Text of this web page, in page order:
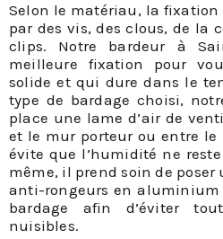
Selon le matériau, la fixation
par des vis, des clous, de la
clips. Notre bardeur à
meilleure fixation pour
solide et qui dure dans le
type de bardage choisi,
place une lame d’air de
et le mur porteur ou entre le
évite que l’humidité ne
même, il prend soin de
anti-rongeurs en aluminium
bardage afin d’éviter
nuisibles.